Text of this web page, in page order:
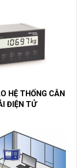
HỆ THỐNG CÂN
ĐIỆN TỬ